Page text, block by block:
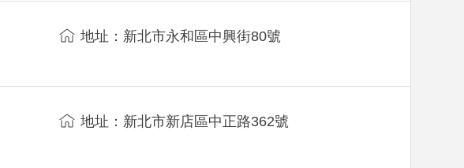
地址：新北市永和區中興街80號
地址：新北市新店區中正路362號